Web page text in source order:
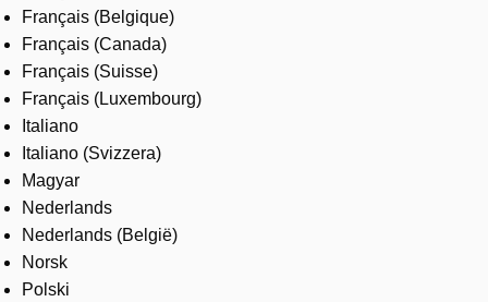
Français (Belgique)
Français (Canada)
Français (Suisse)
Français (Luxembourg)
Italiano
Italiano (Svizzera)
Magyar
Nederlands
Nederlands (België)
Norsk
Polski